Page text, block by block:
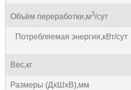
Объём переработки,м3/сут
Потребляемая энергия,кВт/сут
Вес,кг
Размеры (ДхШхВ),мм